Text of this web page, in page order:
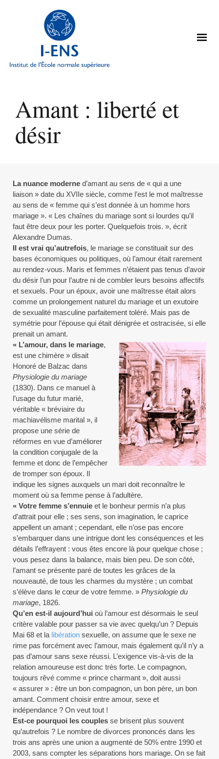
Amant : liberté et
désir
La nuance moderne d’amant au sens de « qui a une
liaison » date du XVIIe siècle, comme l’est le mot maîtresse
au sens de « femme qui s’est donnée à un homme hors
mariage ». « Les chaînes du mariage sont si lourdes qu’il
faut être deux pour les porter. Quelquefois trois. », écrit
Alexandre Dumas.
Il est vrai qu’autrefois, le mariage se constituait sur des
bases économiques ou politiques, où l’amour était rarement
au rendez-vous. Maris et femmes n’étaient pas tenus d’avoir
du désir l’un pour l’autre ni de combler leurs besoins affectifs
et sexuels. Pour un époux, avoir une maîtresse était alors
comme un prolongement naturel du mariage et un exutoire
de sexualité masculine parfaitement toléré. Mais pas de
symétrie pour l’épouse qui était dénigrée et ostracisée, si elle
prenait un amant.
« L’amour, dans le mariage,
est une chimère » disait
Honoré de Balzac dans
Physiologie du mariage
(1830). Dans ce manuel à
l’usage du futur marié,
véritable « bréviaire du
machiavélisme marital », il
propose une série de
réformes en vue d’améliorer
la condition conjugale de la
femme et donc de l’empêcher
de tromper son époux. Il
indique les signes auxquels un mari doit reconnaître le
moment où sa femme pense à l’adultère.
« Votre femme s’ennuie et le bonheur permis n’a plus
d’attrait pour elle ; ses sens, son imagination, le caprice
appellent un amant ; cependant, elle n’ose pas encore
s’embarquer dans une intrigue dont les conséquences et les
détails l’effrayent : vous êtes encore là pour quelque chose ;
vous pesez dans la balance, mais bien peu. De son côté,
l’amant se présente paré de toutes les grâces de la
nouveauté, de tous les charmes du mystère ; un combat
s’élève dans le cœur de votre femme. »Physiologie du
mariage, 1826.
Qu’en est-il aujourd’hui où l’amour est désormais le seul
critère valable pour passer sa vie avec quelqu’un ? Depuis
Mai 68 et la libération sexuelle, on assume que le sexe ne
rime pas forcément avec l’amour, mais également qu’il n’y a
pas d’amour sans sexe réussi. L’exigence vis-à-vis de la
relation amoureuse est donc très forte. Le compagnon,
toujours rêvé comme « prince charmant », doit aussi
« assurer » : être un bon compagnon, un bon père, un bon
amant. Comment choisir entre amour, sexe et
indépendance ? On veut tout !
Est-ce pourquoi les couples se brisent plus souvent
qu’autrefois ? Le nombre de divorces prononcés dans les
trois ans après une union a augmenté de 50% entre 1990 et
2003, sans compter les séparations hors mariage. On se fait